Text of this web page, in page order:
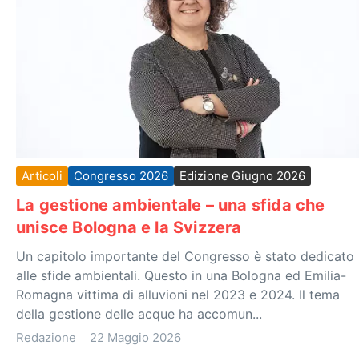
Articoli Congresso 2026 Edizione Giugno 2026
La gestione ambientale – una sfida che
unisce Bologna e la Svizzera
Un capitolo importante del Congresso è stato dedicato
alle sfide ambientali. Questo in una Bologna ed Emilia-
Romagna vittima di alluvioni nel 2023 e 2024. Il tema
della gestione delle acque ha accomun...
Redazione 22 Maggio 2026